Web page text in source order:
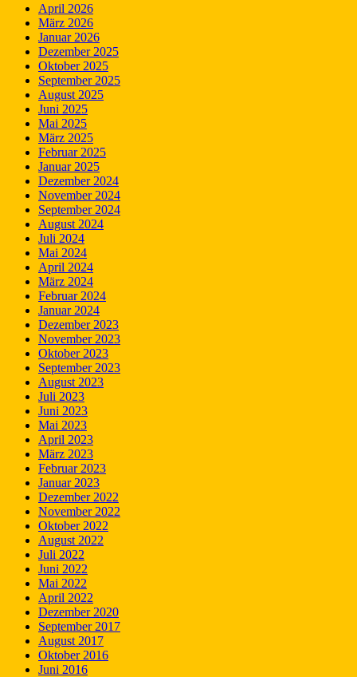
April 2026
März 2026
Januar 2026
Dezember 2025
Oktober 2025
September 2025
August 2025
Juni 2025
Mai 2025
März 2025
Februar 2025
Januar 2025
Dezember 2024
November 2024
September 2024
August 2024
Juli 2024
Mai 2024
April 2024
März 2024
Februar 2024
Januar 2024
Dezember 2023
November 2023
Oktober 2023
September 2023
August 2023
Juli 2023
Juni 2023
Mai 2023
April 2023
März 2023
Februar 2023
Januar 2023
Dezember 2022
November 2022
Oktober 2022
August 2022
Juli 2022
Juni 2022
Mai 2022
April 2022
Dezember 2020
September 2017
August 2017
Oktober 2016
Juni 2016